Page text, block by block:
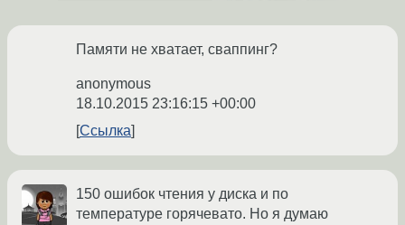
Памяти не хватает, сваппинг?
anonymous
18.10.2015 23:16:15 +00:00
Ссылка
150 ошибок чтения у диска и по
температуре горячевато. Но я думаю